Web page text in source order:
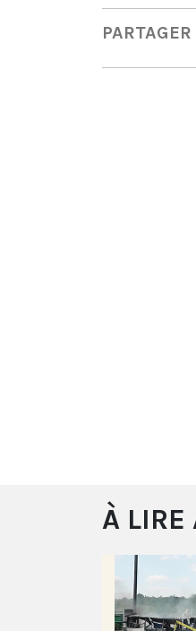
PARTAGER
À LIRE